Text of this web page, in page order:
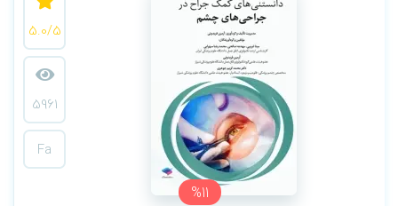
%11
5.0/5
5961
Fa